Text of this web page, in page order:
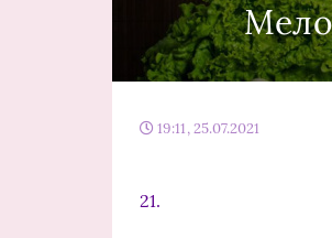
19:11, 25.07.2021
21.